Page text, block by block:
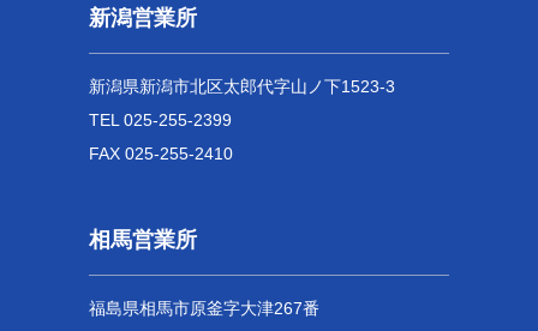
新潟営業所
新潟県新潟市北区太郎代字山ノ下1523-3
TEL 025-255-2399
FAX 025-255-2410
相馬営業所
福島県相馬市原釜字大津267番